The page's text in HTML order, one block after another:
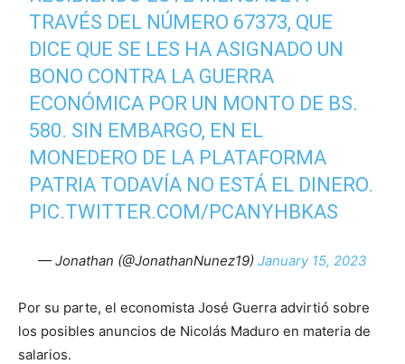
TRAVÉS DEL NÚMERO 67373, QUE
DICE QUE SE LES HA ASIGNADO UN
BONO CONTRA LA GUERRA
ECONÓMICA POR UN MONTO DE BS.
580. SIN EMBARGO, EN EL
MONEDERO DE LA PLATAFORMA
PATRIA TODAVÍA NO ESTÁ EL DINERO.
PIC.TWITTER.COM/PCANYHBKAS
— Jonathan (@JonathanNunez19) January 15, 2023
Por su parte, el economista José Guerra advirtió sobre
los posibles anuncios de Nicolás Maduro en materia de
salarios.